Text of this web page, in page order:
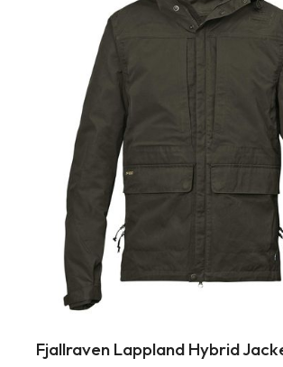
Fjallraven Lappland Hybrid